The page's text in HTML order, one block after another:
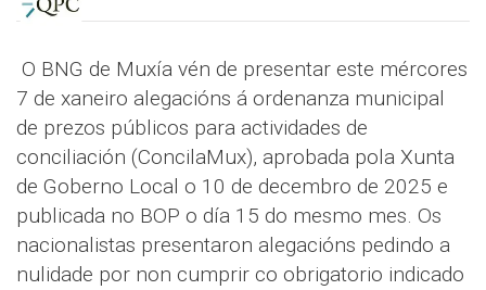
O BNG de Muxía vén de presentar este mércores
7 de xaneiro alegacións á ordenanza municipal
de prezos públicos para actividades de
conciliación (ConcilaMux), aprobada pola Xunta
de Goberno Local o 10 de decembro de 2025 e
publicada no BOP o día 15 do mesmo mes. Os
nacionalistas presentaron alegacións pedindo a
nulidade por non cumprir co obrigatorio indicado